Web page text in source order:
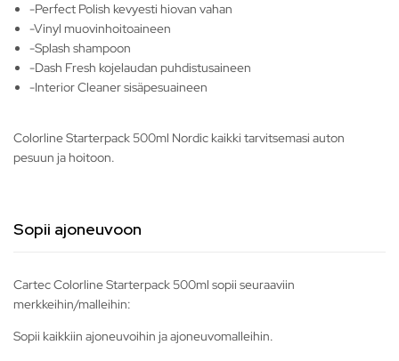
-Perfect Polish kevyesti hiovan vahan
-Vinyl muovinhoitoaineen
-Splash shampoon
-Dash Fresh kojelaudan puhdistusaineen
-Interior Cleaner sisäpesuaineen
Colorline Starterpack 500ml Nordic kaikki tarvitsemasi auton
pesuun ja hoitoon.
Sopii ajoneuvoon
Cartec Colorline Starterpack 500ml sopii seuraaviin
merkkeihin/malleihin:
Sopii kaikkiin ajoneuvoihin ja ajoneuvomalleihin.